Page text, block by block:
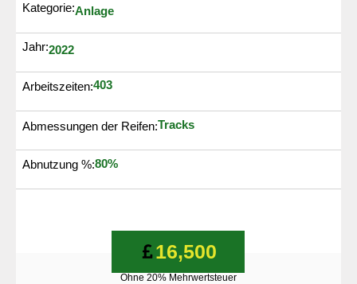
Kategorie:Anlage
Jahr:2022
Arbeitszeiten:403
Abmessungen der Reifen:Tracks
Abnutzung %:80%
16,500
Ohne 20% Mehrwertsteuer